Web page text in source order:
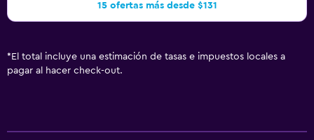
15 ofertas más desde $131
* El total incluye una estimación de tasas e impuestos locales a
pagar al hacer check-out.